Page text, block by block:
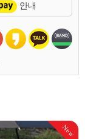
안내
New